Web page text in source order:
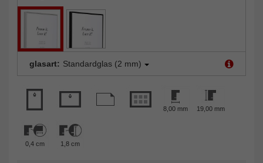
glasart: Standardglas (2 mm)
8,00 mm 19,00 mm
0,4 cm 1,8 cm